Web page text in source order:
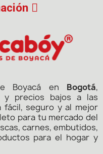
Boyacá en Bogotá,
y precios bajos a las
fácil, seguro y al mejor
para tu mercado del
carnes, embutidos,
para el hogar y